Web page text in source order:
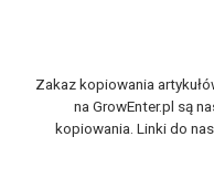
Zakaz kopiowania
na GrowEnter.pl są
kopiowania. Linki do